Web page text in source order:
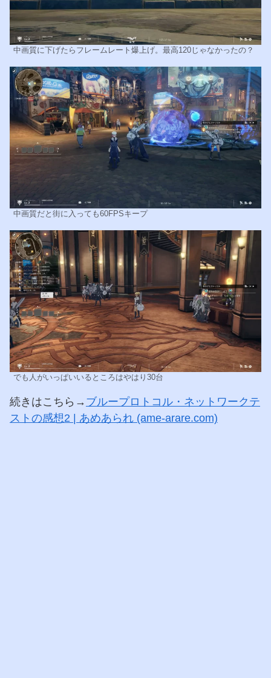
中画質に下げたらフレームレート爆上げ。最高120じゃなかったの？
中画質だと街に入っても60FPSキープ
でも人がいっぱいいるところはやはり30台
続きはこちら→ ブループロトコル・ネットワークテ
ストの感想2 | あめあられ (ame-arare.com)